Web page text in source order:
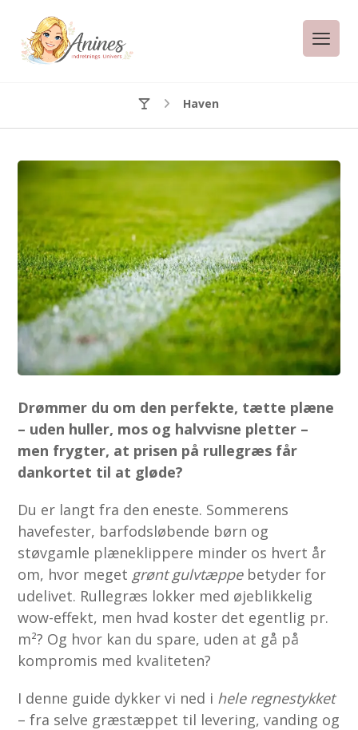
Haven
Drømmer du om den perfekte, tætte plæne
– uden huller, mos og halvvisne pletter –
men frygter, at prisen på rullegræs får
dankortet til at gløde?
Du er langt fra den eneste. Sommerens
havefester, barfodsløbende børn og
støvgamle plæneklippere minder os hvert år
om, hvor meget grønt gulvtæppebetyder for
udelivet. Rullegræs lokker med øjeblikkelig
wow-effekt, men hvad koster det egentlig pr.
m²? Og hvor kan du spare, uden at gå på
kompromis med kvaliteten?
I denne guide dykker vi ned i hele regnestykket
– fra selve græstæppet til levering, vanding og